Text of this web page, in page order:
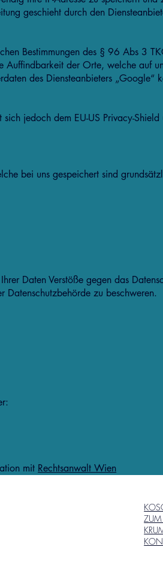
geschieht durch den
Bestimmungen des § 96 Abs 3
der Orte, welche auf
des Diensteanbieters „Google“
jedoch dem EU-US Privacy-Shield
bei uns gespeichert sind
Daten Verstöße gegen das
Datenschutzbehörde zu beschweren.
mit Rechtsanwalt Wien
ZUM